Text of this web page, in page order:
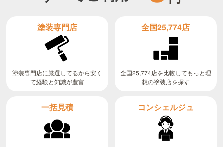
塗装専門店
塗装専門店に厳選してるから安く
て経験と知識が豊富
全国25,774店
全国25,774店を比較してもっと理
想の塗装店を探す
一括見積 コンシェルジュ